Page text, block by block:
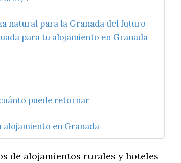
natural para la Granada del futuro
para tu alojamiento en Granada
puede retornar
alojamiento en Granada
de alojamientos rurales y hoteles